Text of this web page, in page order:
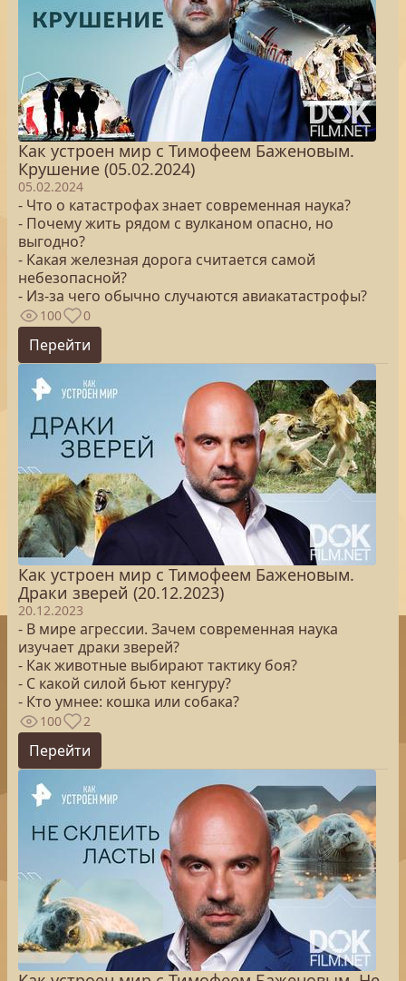
Как устроен мир с Тимофеем Баженовым.
Крушение (05.02.2024)
05.02.2024
- Что о катастрофах знает современная наука?
- Почему жить рядом с вулканом опасно, но
выгодно?
- Какая железная дорога считается самой
небезопасной?
- Из-за чего обычно случаются авиакатастрофы?
100 0
Перейти
Как устроен мир с Тимофеем Баженовым.
Драки зверей (20.12.2023)
20.12.2023
- В мире агрессии. Зачем современная наука
изучает драки зверей?
- Как животные выбирают тактику боя?
- С какой силой бьют кенгуру?
- Кто умнее: кошка или собака?
100 2
Перейти